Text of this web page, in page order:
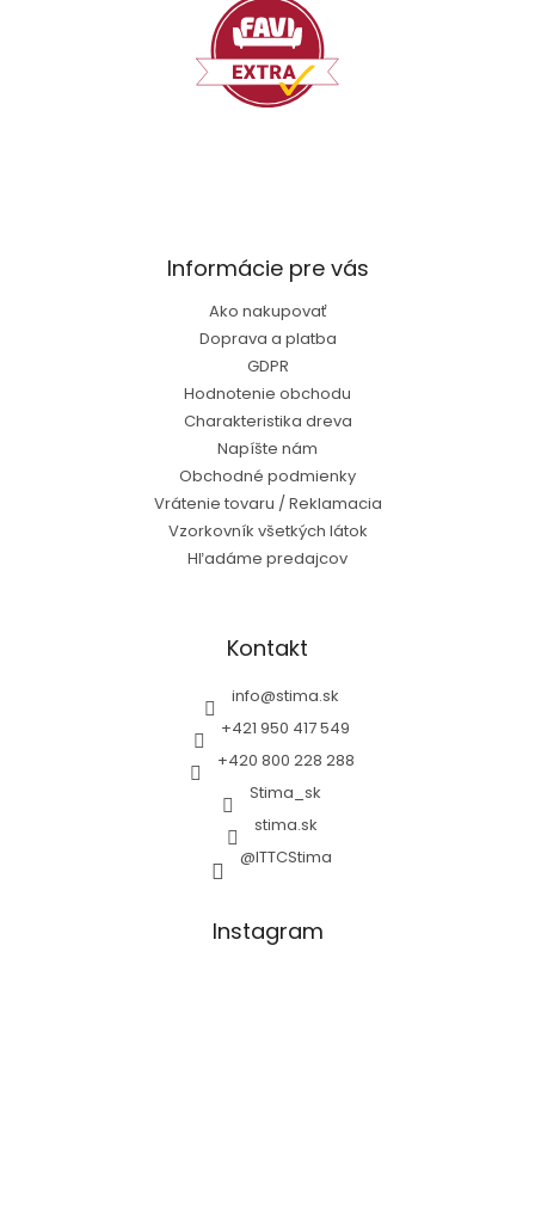
Informácie pre vás
Ako nakupovať
Doprava a platba
GDPR
Hodnotenie obchodu
Charakteristika dreva
Napíšte nám
Obchodné podmienky
Vrátenie tovaru / Reklamacia
Vzorkovník všetkých látok
Hľadáme predajcov
Kontakt
info@stima.sk
+421 950 417 549
+420 800 228 288
Stima_sk
stima.sk
@ITTCStima
Instagram